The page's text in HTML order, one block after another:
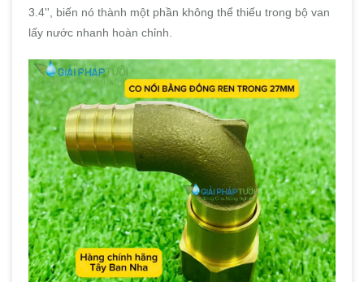
3.4'', biến nó thành một phần không thể thiếu trong bộ van
lấy nước nhanh hoàn chỉnh.